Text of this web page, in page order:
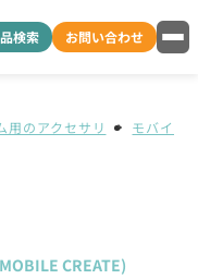
検索 お問い合わせ
用のアクセサリ モバイル
CREATE)